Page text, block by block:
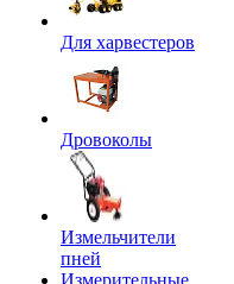
Для харвестеров
Дровоколы
Измельчители
пней
Измерительные